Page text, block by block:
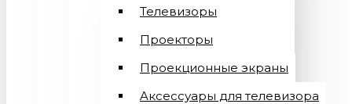
Телевизоры
Проекторы
Проекционные экраны
Aксессуары для телевизора